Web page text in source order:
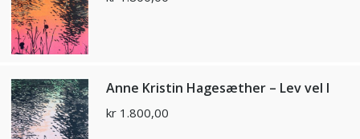
Anne Kristin Hagesæther – Lev vel I
kr 1.800,00